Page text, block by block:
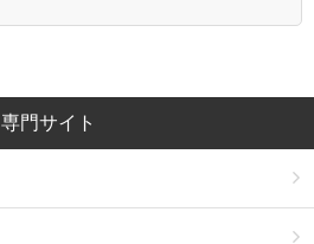
専門サイト